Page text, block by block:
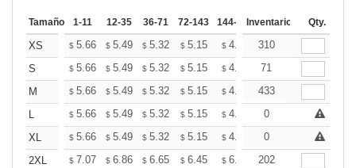
Tamaño 1-11 12-35 36-71 72-143 144-287 288 + Mas
Inventario Qty.
XS $ 5.66 $ 5.49 $ 5.32 $ 5.15 $ 4.99 $4.90
310
S
$ 5.66 $ 5.49 $ 5.32 $ 5.15 $ 4.99 $4.90
71
M
$ 5.66 $ 5.49 $ 5.32 $ 5.15 $ 4.99 $4.90
433
L
$ 5.66 $ 5.49 $ 5.32 $ 5.15 $ 4.99 $ +
0
XL
$ 5.66 $ 5.49 $ 5.32 $ 5.15 $ 4.99 $ +
0
2XL
$ 7.07 $ 6.86 $ 6.65 $ 6.45 $ 6.24 $6.13
202